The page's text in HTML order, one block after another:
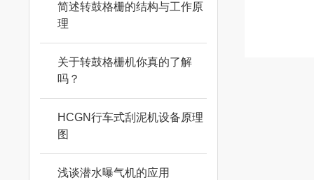
简述转鼓格栅的结构与工作原
理
关于转鼓格栅机你真的了解
吗？
HCGN行车式刮泥机设备原理
图
浅谈潜水曝气机的应用